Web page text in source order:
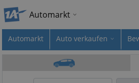
Automarkt
Automarkt Auto verkaufen